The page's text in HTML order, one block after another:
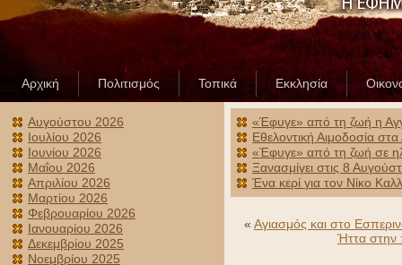
Αρχική Πολιτισμός Τοπικά Εκκλησία
Αυγούστου 2026
Ιουλίου 2026
Ιουνίου 2026
Μαΐου 2026
Απριλίου 2026
Μαρτίου 2026
Φεβρουαρίου 2026
Ιανουαρίου 2026
Δεκεμβρίου 2025
Νοεμβρίου 2025
«Έφυγε» από τη ζωή η
Εθελοντική Αιμοδοσία
«Έφυγε» από τη ζωή σε
Ξανασμίγει στις 8
Ένα κερί για τον Νίκο
« Αγιασμός και στο
Ήττα στην